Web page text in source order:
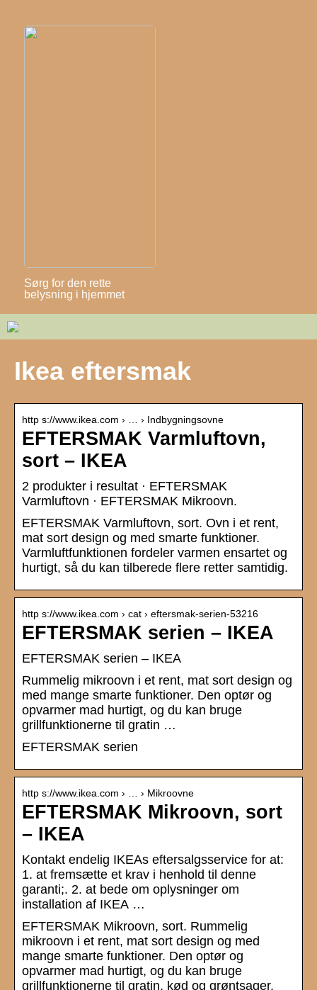
Sørg for den rette
belysning i hjemmet
Ikea eftersmak
http s://www.ikea.com › … › Indbygningsovne
EFTERSMAK Varmluftovn,
sort – IKEA
2 produkter i resultat · EFTERSMAK
Varmluftovn · EFTERSMAK Mikroovn.
EFTERSMAK Varmluftovn, sort. Ovn i et rent,
mat sort design og med smarte funktioner.
Varmluftfunktionen fordeler varmen ensartet og
hurtigt, så du kan tilberede flere retter samtidig.
http s://www.ikea.com › cat › eftersmak-serien-53216
EFTERSMAK serien – IKEA
EFTERSMAK serien – IKEA
Rummelig mikroovn i et rent, mat sort design og
med mange smarte funktioner. Den optør og
opvarmer mad hurtigt, og du kan bruge
grillfunktionerne til gratin …
EFTERSMAK serien
http s://www.ikea.com › … › Mikroovne
EFTERSMAK Mikroovn, sort
– IKEA
Kontakt endelig IKEAs eftersalgsservice for at:
1. at fremsætte et krav i henhold til denne
garanti;. 2. at bede om oplysninger om
installation af IKEA …
EFTERSMAK Mikroovn, sort. Rummelig
mikroovn i et rent, mat sort design og med
mange smarte funktioner. Den optør og
opvarmer mad hurtigt, og du kan bruge
grillfunktionerne til gratin, kød og grøntsager.